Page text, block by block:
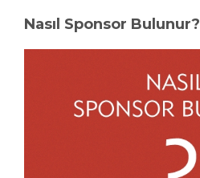
Nasıl Sponsor Bulunur?